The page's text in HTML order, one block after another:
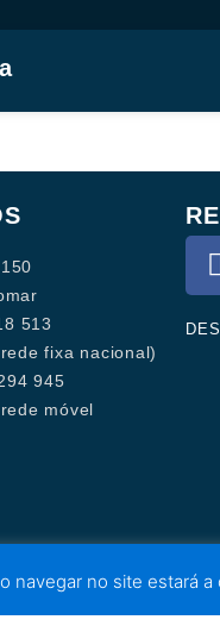
513
fixa nacional)
945
móvel
navegar no site estará